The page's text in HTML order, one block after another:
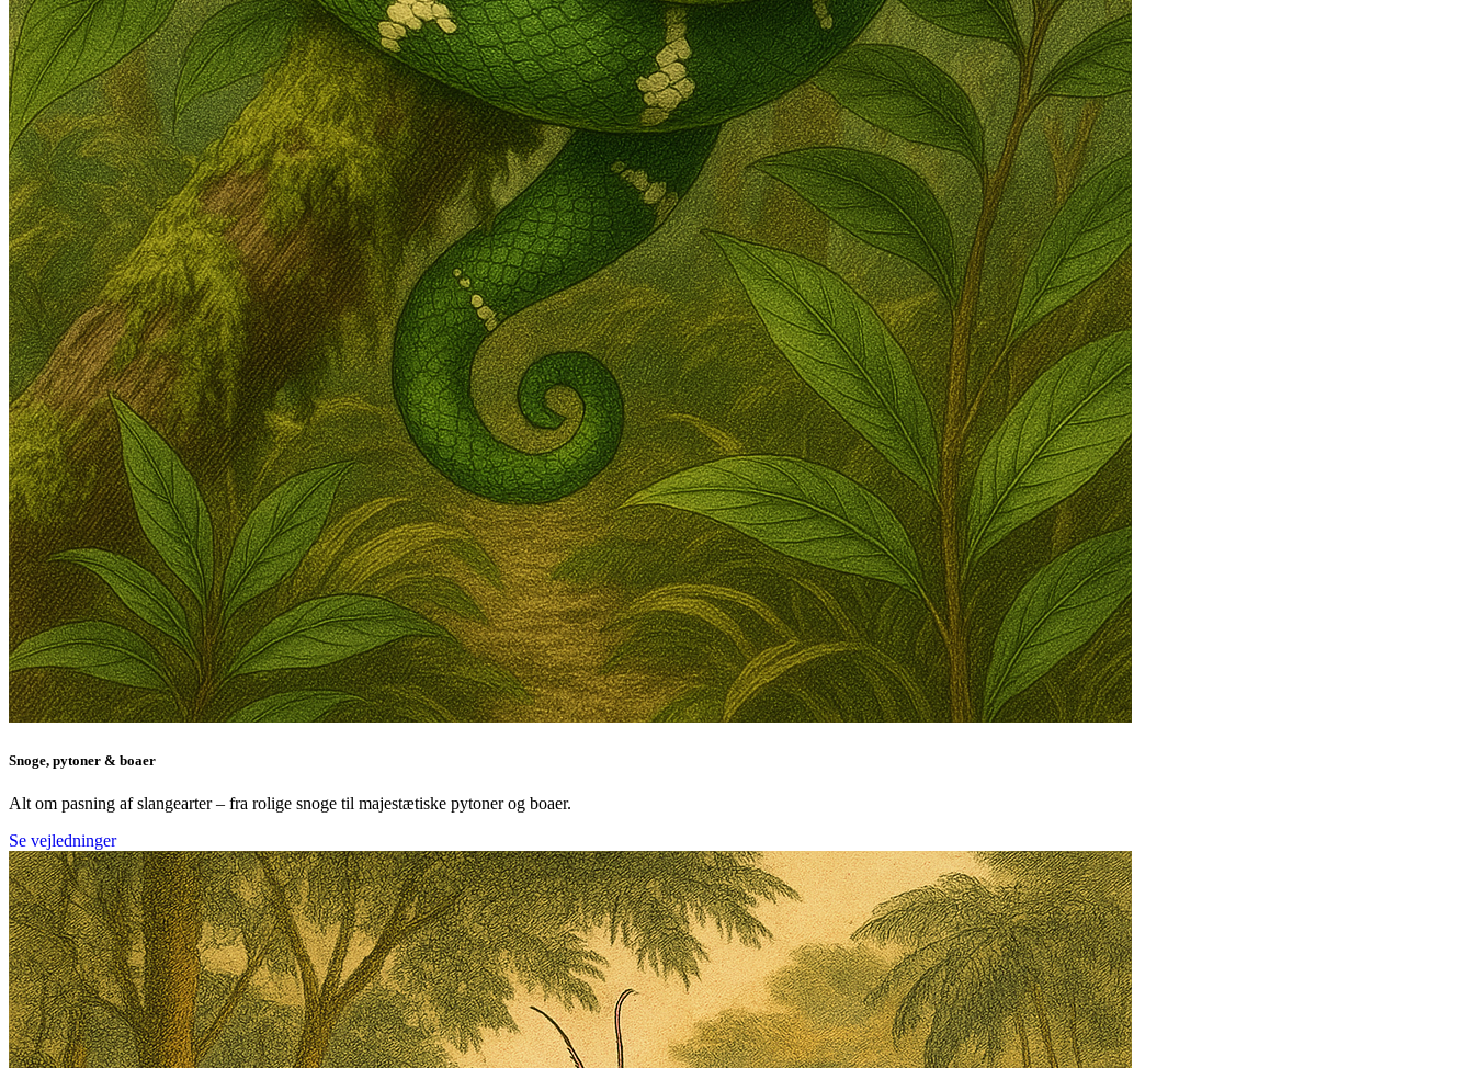
Snoge, pytoner & boaer
Alt om pasning af slangearter – fra rolige snoge til majestætiske pytoner og boaer.
Se vejledninger